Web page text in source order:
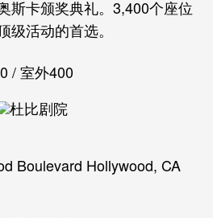
卡颁奖典礼。3,400个座位
级活动的首选。
/ 室外400
Boulevard Hollywood, CA